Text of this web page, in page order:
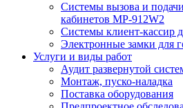
Системы вызова и
кабинетов MP-912W2
Системы клиент-кассир
Электронные замки для
Услуги и виды работ
Аудит развернутой
Монтаж, пуско-наладка
Поставка оборудования